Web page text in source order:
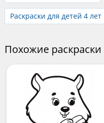
Раскраски для детей 4 лет
Похожие раскраски